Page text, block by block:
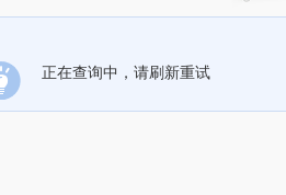
正在查询中，请刷新重试